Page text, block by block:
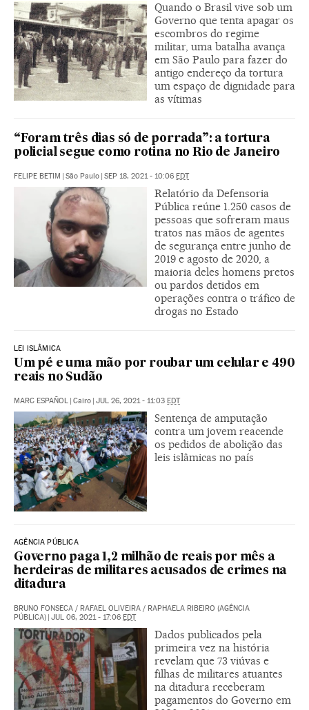
Quando o Brasil vive sob um
Governo que tenta apagar os
escombros do regime
militar, uma batalha avança
em São Paulo para fazer do
antigo endereço da tortura
um espaço de dignidade para
as vítimas
“Foram três dias só de porrada”: a tortura
policial segue como rotina no Rio de Janeiro
FELIPE BETIM São Paulo SEP 18, 2021 - 10:06 EDT
Relatório da Defensoria
Pública reúne 1.250 casos de
pessoas que sofreram maus
tratos nas mãos de agentes
de segurança entre junho de
2019 e agosto de 2020, a
maioria deles homens pretos
ou pardos detidos em
operações contra o tráfico de
drogas no Estado
LEI ISLÂMICA
Um pé e uma mão por roubar um celular e 490
reais no Sudão
MARC ESPAÑOL Cairo JUL 26, 2021 - 11:03 EDT
Sentença de amputação
contra um jovem reacende
os pedidos de abolição das
leis islâmicas no país
AGÊNCIA PÚBLICA
Governo paga 1,2 milhão de reais por mês a
herdeiras de militares acusados de crimes na
ditadura
BRUNO FONSECA / RAFAEL OLIVEIRA / RAPHAELA RIBEIRO (AGÊNCIA
PÚBLICA) JUL 06, 2021 - 17:06 EDT
Dados publicados pela
primeira vez na história
revelam que 73 viúvas e
filhas de militares atuantes
na ditadura receberam
pagamentos do Governo em